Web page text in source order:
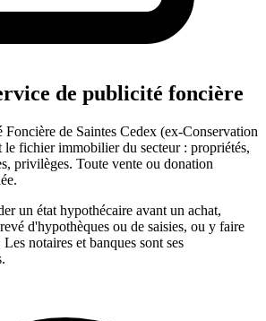
de publicité foncière
de Saintes Cedex (ex-Conservation
le fichier immobilier du secteur : propriétés,
privilèges. Toute vente ou donation
un état hypothécaire avant un achat,
d'hypothèques ou de saisies, ou y faire
notaires et banques sont ses